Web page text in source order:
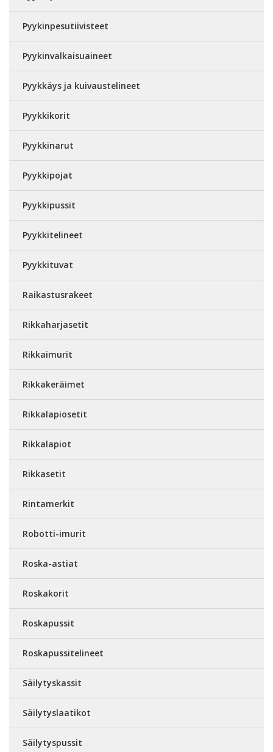
Pyykinpesutiivisteet
Pyykinvalkaisuaineet
Pyykkäys ja kuivaustelineet
Pyykkikorit
Pyykkinarut
Pyykkipojat
Pyykkipussit
Pyykkitelineet
Pyykkituvat
Raikastusrakeet
Rikkaharjasetit
Rikkaimurit
Rikkakeräimet
Rikkalapiosetit
Rikkalapiot
Rikkasetit
Rintamerkit
Robotti-imurit
Roska-astiat
Roskakorit
Roskapussit
Roskapussitelineet
Säilytyskassit
Säilytyslaatikot
Säilytyspussit